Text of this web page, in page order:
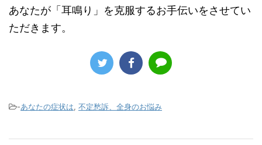
あなたが「耳鳴り」を克服するお手伝いをさせてい
ただきます。
-あなたの症状は, 不定愁訴、全身のお悩み